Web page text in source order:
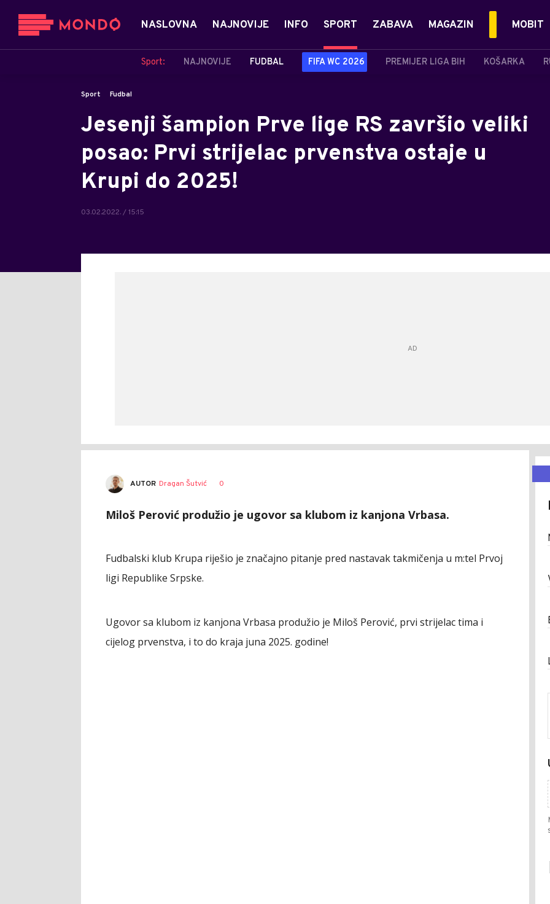
NASLOVNA NAJNOVIJE INFO SPORT
Sport: NAJNOVIJE FUDBAL FIFA WC 2026 PREMIJER LIGA BIH KOŠARKA
ZABAVA MAGAZIN MOBIT
Sport Fudbal
Jesenji šampion Prve lige RS završio veliki
posao: Prvi strijelac prvenstva ostaje u
Krupi do 2025!
03.02.2022. / 15:15
AUTOR Dragan Šutvić 0
Miloš Perović produžio je ugovor sa klubom iz kanjona Vrbasa.
Fudbalski klub Krupa riješio je značajno pitanje pred nastavak takmičenja u m:tel Prvoj
ligi Republike Srpske.
Ugovor sa klubom iz kanjona Vrbasa produžio je Miloš Perović, prvi strijelac tima i
cijelog prvenstva, i to do kraja juna 2025. godine!